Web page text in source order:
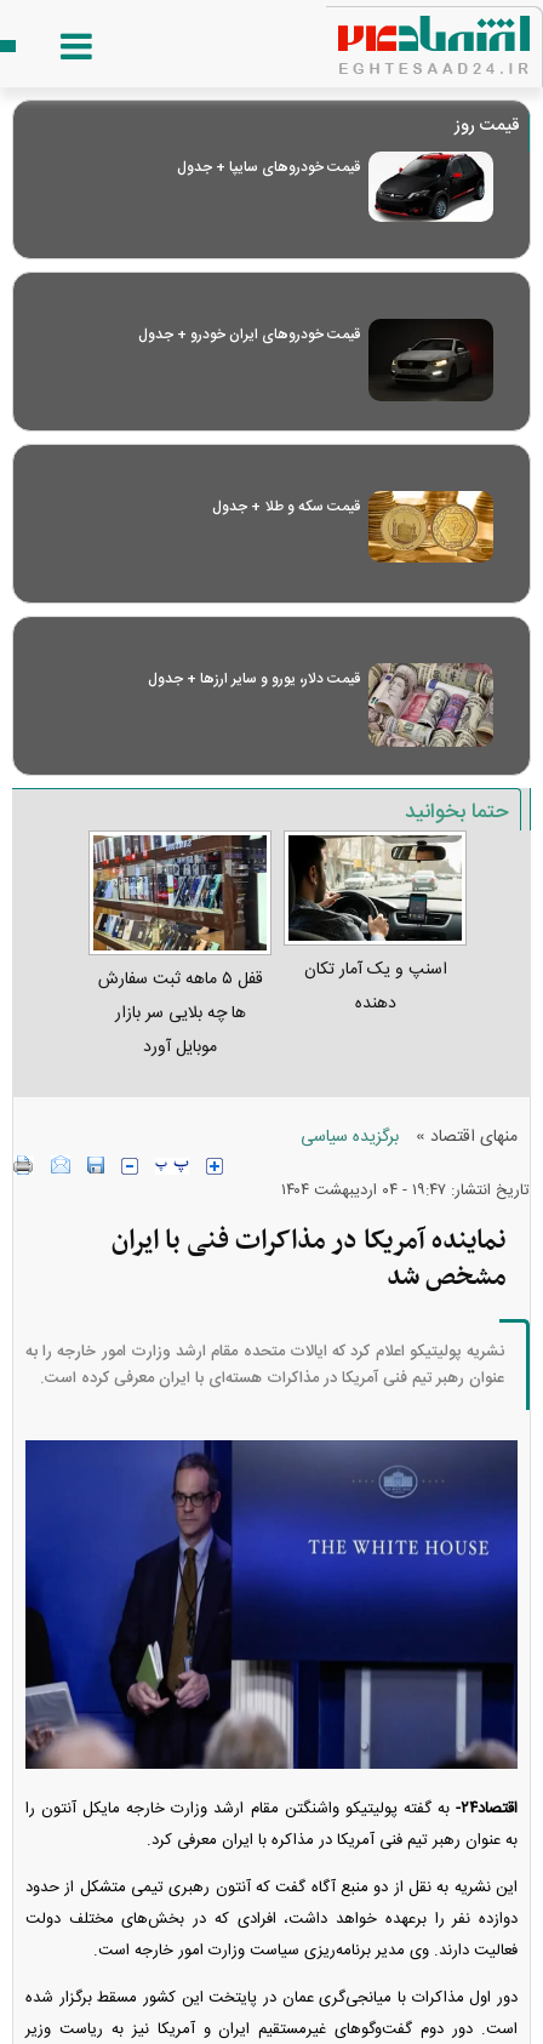
قیمت روز
قیمت خودرو‌های سایپا + جدول
قیمت خودرو‌های ایران خودرو + جدول
قیمت سکه و طلا + جدول
قیمت دلار، یورو و سایر ارز‌ها + جدول
حتما بخوانید
اسنپ و یک آمار تکان‌
دهنده
قفل ۵ ماهه ثبت‌ سفارش‌
ها چه بلایی سر بازار
موبایل آورد
منهای اقتصاد » برگزیده سیاسی
تاریخ انتشار: ۱۹:۴۷ - ۰۴ ارديبهشت ۱۴۰۴
نماینده آمریکا در مذاکرات فنی با ایران
مشخص شد
نشریه پولیتیکو اعلام کرد که ایالات متحده مقام ارشد وزارت امور خارجه را به
عنوان رهبر تیم فنی آمریکا در مذاکرات هسته‌ای با ایران معرفی کرده است.
اقتصاد۲۴-
به گفته پولیتیکو واشنگتن مقام ارشد وزارت خارجه مایکل آنتون را
به عنوان رهبر تیم فنی آمریکا در مذاکره با ایران معرفی کرد.
این نشریه به نقل از دو منبع آگاه گفت که آنتون رهبری تیمی متشکل از حدود
دوازده نفر را برعهده خواهد داشت، افرادی که در بخش‌های مختلف دولت
فعالیت دارند. وی مدیر برنامه‌ریزی سیاست وزارت امور خارجه است.
دور اول مذاکرات با میانجی‌گری عمان در پایتخت این کشور مسقط برگزار شده
است. دور دوم گفت‌و‌گو‌های غیرمستقیم ایران و آمریکا نیز به ریاست وزیر